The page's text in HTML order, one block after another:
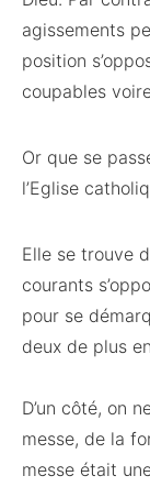
agissements
position
coupables
Or que se
l’Eglise
Elle se trouve
courants
pour se
deux de plus
D’un côté, on
messe, de la
messe était